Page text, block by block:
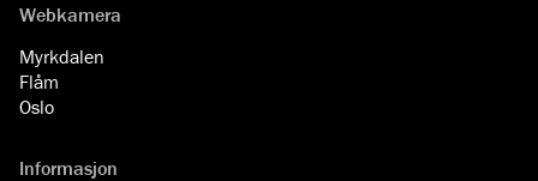
Webkamera
Myrkdalen
Flåm
Oslo
Informasjon